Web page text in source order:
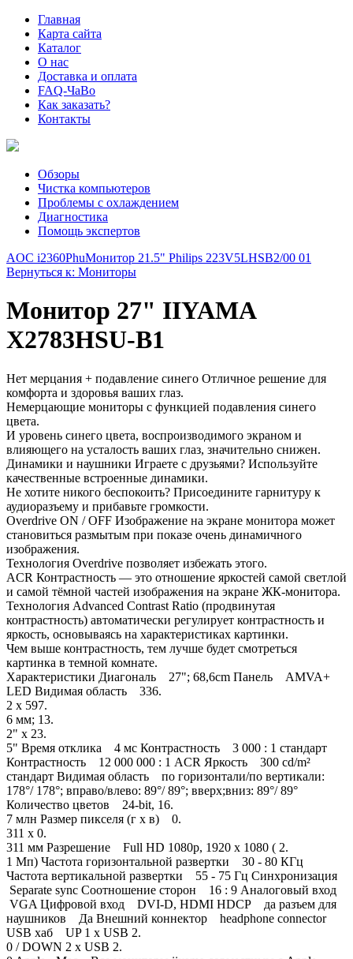
Главная
Карта сайта
Каталог
О нас
Доставка и оплата
FAQ-ЧаВо
Как заказать?
Контакты
Обзоры
Чистка компьютеров
Проблемы с охлаждением
Диагностика
Помощь экспертов
AOC i2360PhuМонитор 21.5" Philips 223V5LHSB2/00 01
Вернуться к: Мониторы
Монитор 27" IIYAMA
X2783HSU-B1
Нет мерцания + подавление синего Отличное решение для
комфорта и здоровья ваших глаз.
Немерцающие мониторы с функцией подавления синего
цвета.
И уровень синего цвета, воспроизводимого экраном и
влияющего на усталость ваших глаз, значительно снижен.
Динамики и наушники Играете с друзьями? Используйте
качественные встроенные динамики.
Не хотите никого беспокоить? Присоедините гарнитуру к
аудиоразъему и прибавьте громкости.
Overdrive ON / OFF Изображение на экране монитора может
становиться размытым при показе очень динамичного
изображения.
Технология Overdrive позволяет избежать этого.
ACR Контрастность ― это отношение яркостей самой светлой
и самой тёмной частей изображения на экране ЖК-монитора.
Технология Advanced Contrast Ratio (продвинутая
контрастность) автоматически регулирует контрастность и
яркость, основываясь на характеристиках картинки.
Чем выше контрастность, тем лучше будет смотреться
картинка в темной комнате.
Характеристики Диагональ 27"; 68,6cm Панель AMVA+
LED Видимая область 336.
2 x 597.
6 мм; 13.
2" x 23.
5" Время отклика 4 мс Контрастность 3 000 : 1 стандарт
Контрастность 12 000 000 : 1 ACR Яркость 300 cd/m²
стандарт Видимая область по горизонтали/по вертикали:
178°/ 178°; вправо/влево: 89°/ 89°; вверх;вниз: 89°/ 89°
Количество цветов 24-bit, 16.
7 млн Размер пикселя (г х в) 0.
311 x 0.
311 мм Разрешение Full HD 1080p, 1920 x 1080 ( 2.
1 Мп) Частота горизонтальной развертки 30 - 80 КГц
Частота вертикальной развертки 55 - 75 Гц Синхронизация
Separate sync Соотношение сторон 16 : 9 Аналоговый вход
VGA Цифровой вход DVI-D, HDMI HDCP да разъем для
наушников Да Внешний коннектор headphone connector
USB хаб UP 1 x USB 2.
0 / DOWN 2 x USB 2.